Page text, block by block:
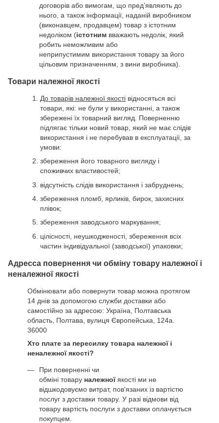
договорів або вимогам, що пред’являють до
нього, а також інформації, наданій виробником
(виконавцем, продавцем) товар з істотним
недоліком (істотним вважають недолік, який
робить неможливим або
неприпустимим використання товару за його
цільовим призначенням, з вини виробника).
Товари належної якості
До товарів належної якості відносяться всі
товари, які: не були у використанні, а також
збережені їх товарний вигляд. Поверненню
підлягає тільки новий товар, який не має слідів
використання і не перебував в експлуатації, за
умови:
збереження його товарного вигляду і
споживчих властивостей;
відсутність слідів використання і забруднень;
збереження пломб, ярликів, бирок, захисних
плівок;
збереження заводського маркування;
цілісності, неушкодженості, збереження всіх
частин індивідуальної (заводської) упаковки;
Адресса повернення чи обміну товару належної і
неналежної якості
Обмінювати або повернути товар можна протягом
14 днів за допомогою служби доставки або
самостійно за адресою: Україна, Полтавська
область, Полтава, вулиця Європейська, 124а.
36000
Хто плате за пересилку товара належної і
неналежної якості?
При поверненні чи
обміні товару належноїякості ми не
відшкодовуємо витрат, пов'язаних із вартістю
послуг з доставки товару. У разі відмови від
товару вартість послуги з доставки оплачується
покупцем.